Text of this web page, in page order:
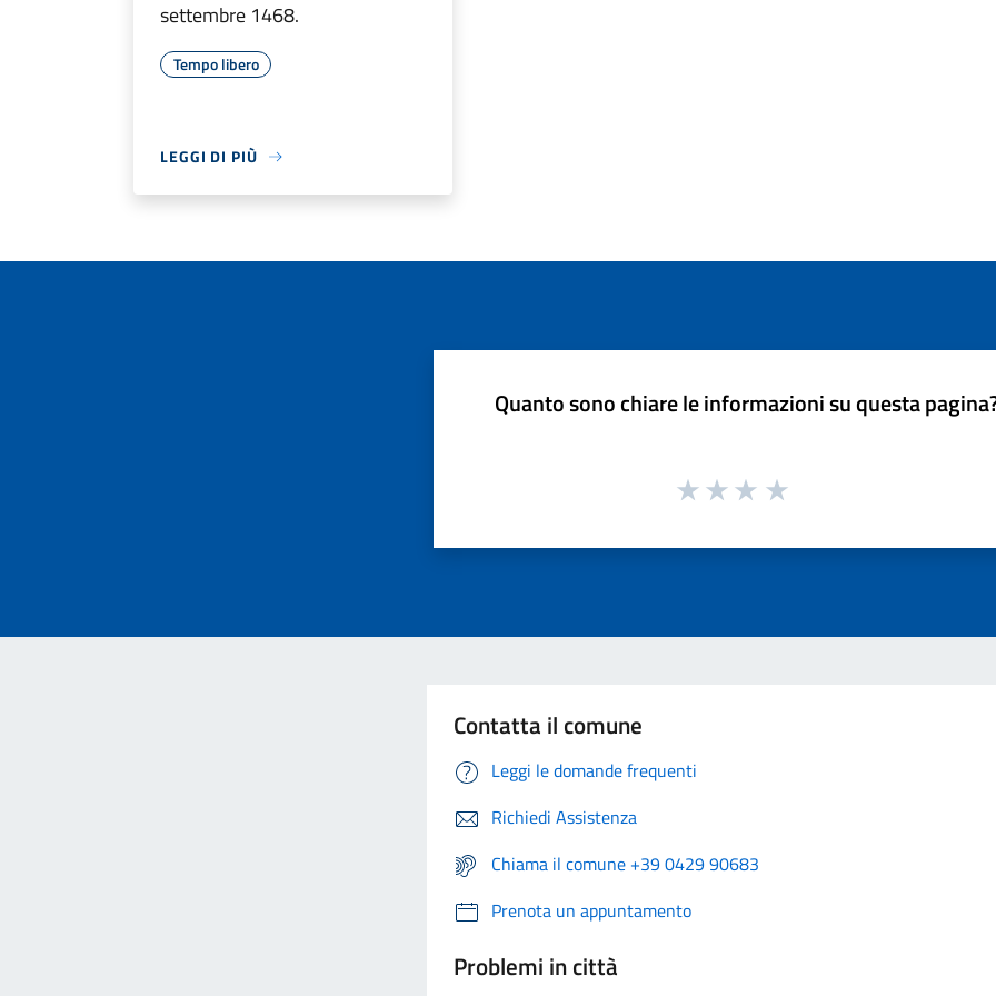
settembre 1468.
Tempo libero
LEGGI DI PIÙ
Quanto sono chiare le informazioni su questa
Contatta il comune
Leggi le domande frequenti
Richiedi Assistenza
Chiama il comune +39 0429 90683
Prenota un appuntamento
Problemi in città